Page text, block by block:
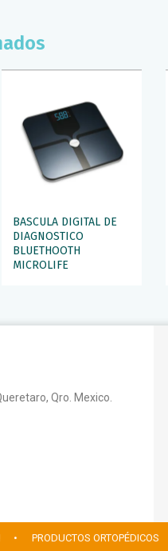
BASCULA DIGITAL DE
DIAGNOSTICO
BLUETHOOTH
MICROLIFE
Qro. Mexico.
• PRODUCTOS ORTOPÉDICOS